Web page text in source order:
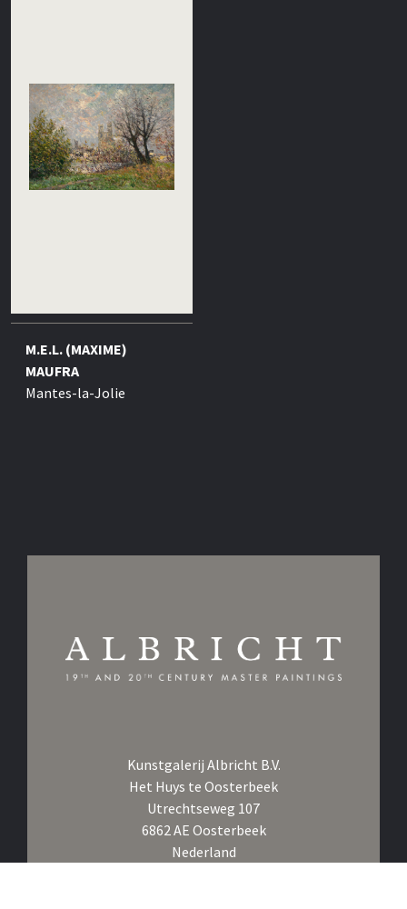
M.E.L. (MAXIME)
MAUFRA
Mantes-la-Jolie
Kunstgalerij Albricht B.V.
Het Huys te Oosterbeek
Utrechtseweg 107
6862 AE Oosterbeek
Nederland